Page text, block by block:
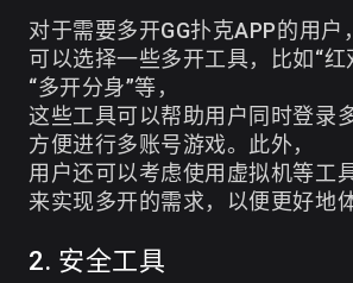
对于需要多开GG扑克APP的用户，
可以选择一些多开工具，比如“红
“多开分身”等，
这些工具可以帮助用户同时登录
方便进行多账号游戏。此外，
用户还可以考虑使用虚拟机等工具
来实现多开的需求，以便更好地
2. 安全工具